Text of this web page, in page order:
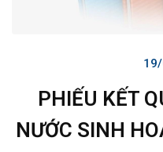
PHIẾU KẾT
NƯỚC SINH